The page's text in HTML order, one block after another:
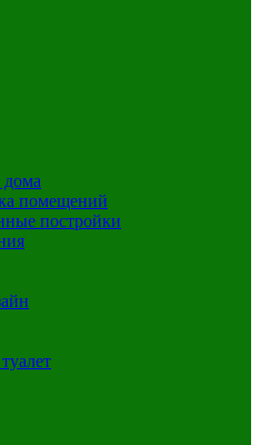
дома
помещений
постройки